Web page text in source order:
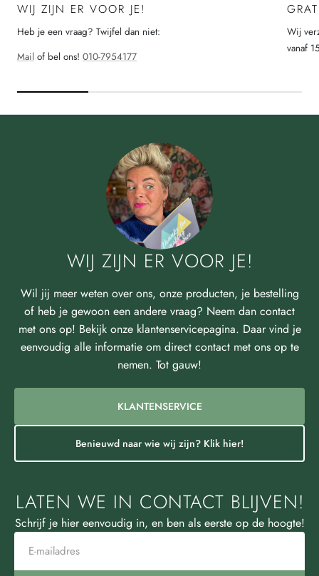
WIJ ZIJN ER VOOR JE!
Heb je een vraag? Twijfel dan niet:
Mail of bel ons! 010-7954177
Wij
vanaf
WIJ ZIJN ER VOOR JE!
Wil jij meer weten over ons, onze producten, je bestelling
of heb je gewoon een andere vraag? Neem dan contact
met ons op! Bekijk onze klantenservicepagina. Daar vind je
eenvoudig alle informatie om direct contact met ons op te
nemen. Tot gauw!
KLANTENSERVICE
Benieuwd naar wie wij zijn? Klik hier!
LATEN WE IN CONTACT BLIJVEN!
Schrijf je hier eenvoudig in, en ben als eerste op de hoogte!